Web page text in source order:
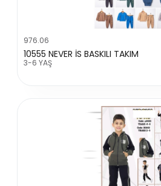
976.06
10555 NEVER İS BASKILI TAKIM
3-6 YAŞ